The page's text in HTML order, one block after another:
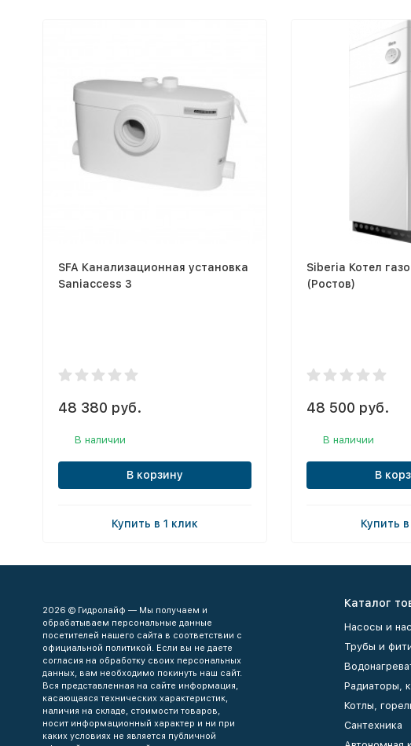
SFA Канализационная установка
Saniaccess 3
48 380 руб.
В наличии
В корзину
Купить в 1 клик
Siberia Котел
(Ростов)
48 500 руб.
В наличии
В
Купить
2026 © Гидролайф — Мы получаем и
обрабатываем персональные данные
посетителей нашего сайта в соответствии с
официальной политикой. Если вы не даете
согласия на обработку своих персональных
данных, вам необходимо покинуть наш сайт.
Вся представленная на сайте информация,
касающаяся технических характеристик,
наличия на складе, стоимости товаров,
носит информационный характер и ни при
каких условиях не является публичной
Каталог
Насосы и
Трубы и
Радиаторы,
Котлы,
Сантехника